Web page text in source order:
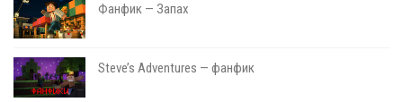
Фанфик — Запах
Steve’s Adventures — фанфик